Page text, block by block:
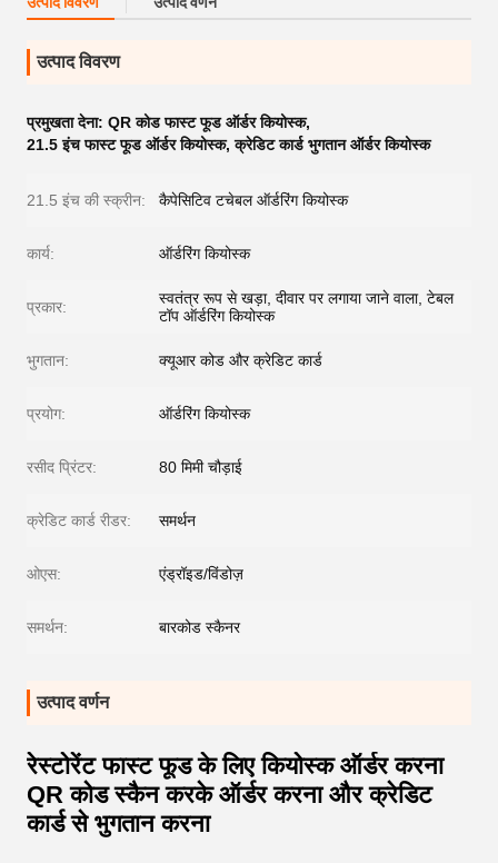
उत्पाद विवरण
प्रमुखता देना: QR कोड फास्ट फूड ऑर्डर कियोस्क,
21.5 इंच फास्ट फूड ऑर्डर कियोस्क,क्रेडिट कार्ड भुगतान ऑर्डर कियोस्क
21.5 इंच की स्क्रीन: कैपेसिटिव टचेबल ऑर्डरिंग कियोस्क
कार्य: ऑर्डरिंग कियोस्क
प्रकार:
स्वतंत्र रूप से खड़ा, दीवार पर लगाया जाने वाला, टेबल
टॉप ऑर्डरिंग कियोस्क
भुगतान: क्यूआर कोड और क्रेडिट कार्ड
प्रयोग: ऑर्डरिंग कियोस्क
रसीद प्रिंटर: 80 मिमी चौड़ाई
क्रेडिट कार्ड रीडर: समर्थन
ओएस: एंड्रॉइड/विंडोज़
समर्थन: बारकोड स्कैनर
उत्पाद वर्णन
रेस्टोरेंट फास्ट फूड के लिए कियोस्क ऑर्डर करना
QR कोड स्कैन करके ऑर्डर करना और क्रेडिट
कार्ड से भुगतान करना